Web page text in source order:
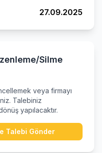
27.09.2025
Silme
veya firmayı
Talebiniz
yapılacaktır.
Talebi Gönder